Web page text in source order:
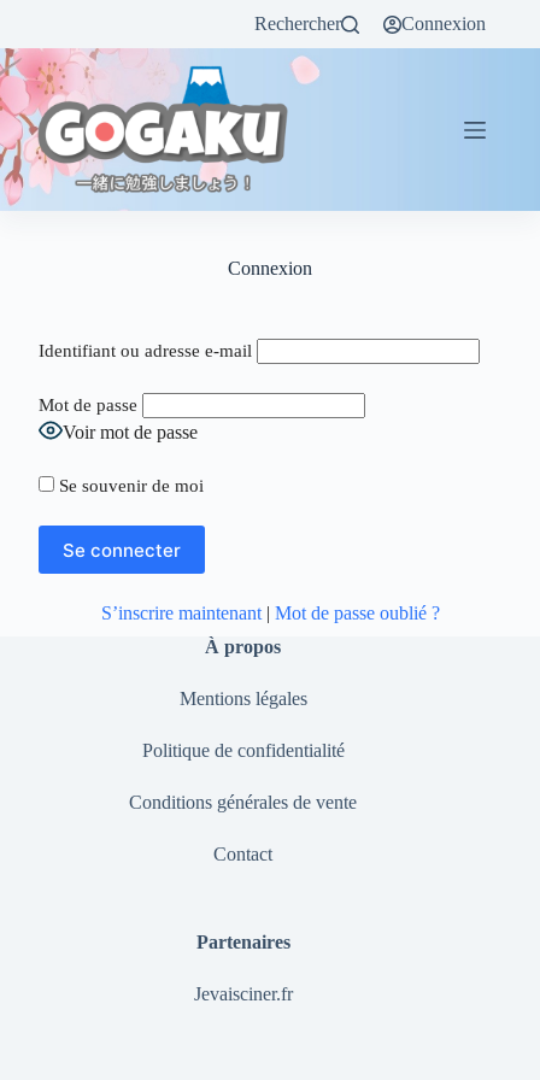
Rechercher Connexion
Connexion
Identifiant ou adresse e-mail
Mot de passe
Voir mot de passe
Se souvenir de moi
S’inscrire maintenant| Mot de passe oublié ?
À propos
Mentions légales
Politique de confidentialité
Conditions générales de vente
Contact
Partenaires
Jevaisciner.fr